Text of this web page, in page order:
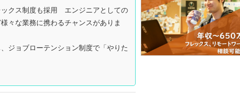
クス制度も採用 エンジニアとしての
々な業務に携わるチャンスがありま
ジョブローテンション制度で「やりた